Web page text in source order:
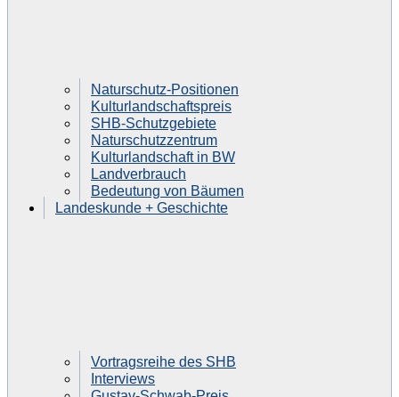
Naturschutz-Positionen
Kulturlandschaftspreis
SHB-Schutzgebiete
Naturschutzzentrum
Kulturlandschaft in BW
Landverbrauch
Bedeutung von Bäumen
Landeskunde + Geschichte
Vortragsreihe des SHB
Interviews